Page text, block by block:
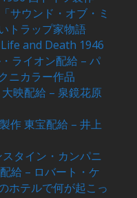
サウンド・オブ・ミ
トラップ家物語
and Death 1946
ライオン配給 – パ
ニカラー作品
映配給 – 泉鏡花原
作 東宝配給 – 井上
タイン・カンパニ
給 – ロバート・ケ
ホテルで何が起こっ